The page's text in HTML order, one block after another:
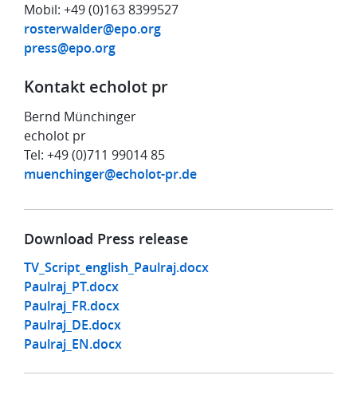
Mobil: +49 (0)163 8399527
rosterwalder@epo.org
press@epo.org
Kontakt echolot pr
Bernd Münchinger
echolot pr
Tel: +49 (0)711 99014 85
muenchinger@echolot-pr.de
Download Press release
TV_Script_english_Paulraj.docx
Paulraj_PT.docx
Paulraj_FR.docx
Paulraj_DE.docx
Paulraj_EN.docx